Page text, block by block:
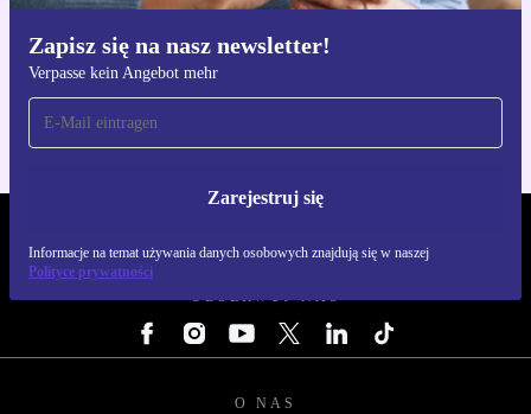
Zapisz się na nasz newsletter!
Verpasse kein Angebot mehr
Zarejestruj się
Informacje na temat używania danych osobowych znajdują się w naszej
Polityce prywatności
Pobierz aplikację refurbed
Dla iOS i Android
OBSERWUJ NAS
O NAS